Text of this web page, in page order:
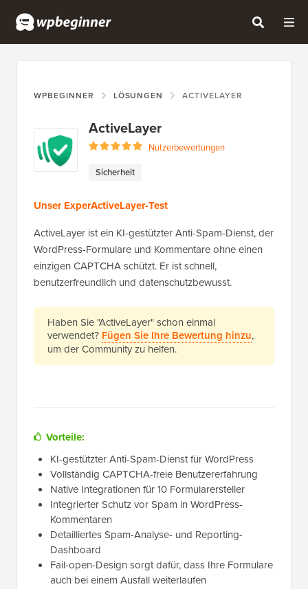
WPBEGINNER LÖSUNGEN ACTIVELAYER
ActiveLayer
Nutzerbewertungen
Sicherheit
Unser ExperActiveLayer-Test
ActiveLayer ist ein KI-gestützter Anti-Spam-Dienst, der
WordPress-Formulare und Kommentare ohne einen
einzigen CAPTCHA schützt. Er ist schnell,
benutzerfreundlich und datenschutzbewusst.
Haben Sie "ActiveLayer" schon einmal
verwendet? Fügen Sie Ihre Bewertung hinzu,
um der Community zu helfen.
Vorteile:
KI-gestützter Anti-Spam-Dienst für WordPress
Vollständig CAPTCHA-freie Benutzererfahrung
Native Integrationen für 10 Formularersteller
Integrierter Schutz vor Spam in WordPress-
Kommentaren
Detailliertes Spam-Analyse- und Reporting-
Dashboard
Fail-open-Design sorgt dafür, dass Ihre Formulare
auch bei einem Ausfall weiterlaufen